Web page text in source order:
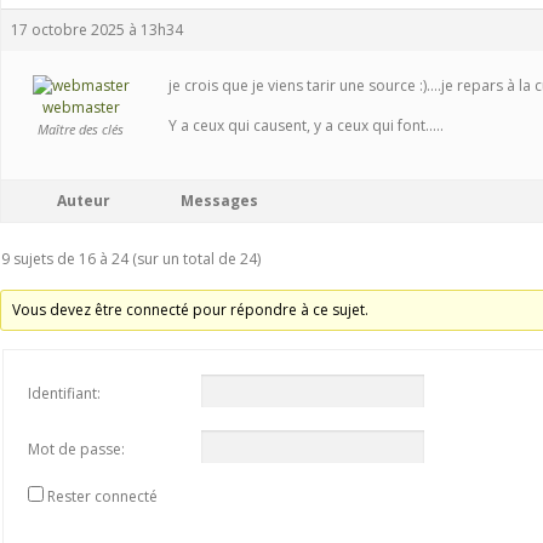
17 octobre 2025 à 13h34
webmaster
Maître des clés
je crois que je viens tarir une source :)….je repars à la
Y a ceux qui causent, y a ceux qui font.....
Auteur Messages
9 sujets de 16 à 24 (sur un total de 24)
Vous devez être connecté pour répondre à ce sujet.
Identifiant:
Mot de passe:
Rester connecté